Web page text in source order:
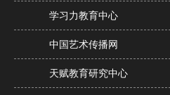
学习力教育中心
中国艺术传播网
天赋教育研究中心